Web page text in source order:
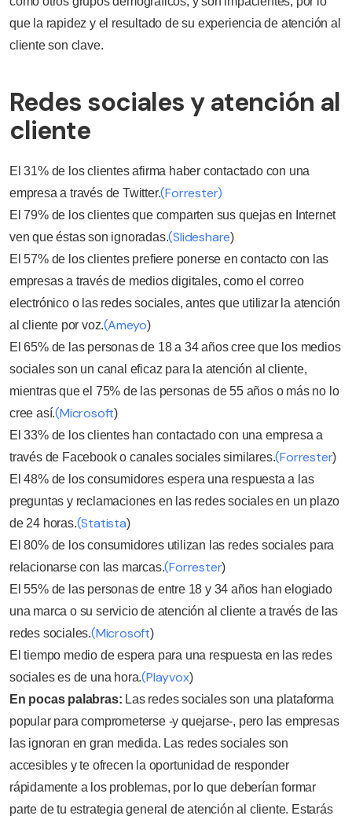
que la rapidez y el resultado de su experiencia de atención al
cliente son clave.
Redes sociales y atención al
cliente
El 31% de los clientes afirma haber contactado con una
empresa a través de Twitter.(Forrester)
El 79% de los clientes que comparten sus quejas en Internet
ven que éstas son ignoradas.(Slideshare)
El 57% de los clientes prefiere ponerse en contacto con las
empresas a través de medios digitales, como el correo
electrónico o las redes sociales, antes que utilizar la atención
al cliente por voz.(Ameyo)
El 65% de las personas de 18 a 34 años cree que los medios
sociales son un canal eficaz para la atención al cliente,
mientras que el 75% de las personas de 55 años o más no lo
cree así.(Microsoft)
El 33% de los clientes han contactado con una empresa a
través de Facebook o canales sociales similares.(Forrester)
El 48% de los consumidores espera una respuesta a las
preguntas y reclamaciones en las redes sociales en un plazo
de 24 horas.(Statista)
El 80% de los consumidores utilizan las redes sociales para
relacionarse con las marcas.(Forrester)
El 55% de las personas de entre 18 y 34 años han elogiado
una marca o su servicio de atención al cliente a través de las
redes sociales.(Microsoft)
El tiempo medio de espera para una respuesta en las redes
sociales es de una hora.(Playvox)
En pocas palabras: Las redes sociales son una plataforma
popular para comprometerse -y quejarse-, pero las empresas
las ignoran en gran medida. Las redes sociales son
accesibles y te ofrecen la oportunidad de responder
rápidamente a los problemas, por lo que deberían formar
parte de tu estrategia general de atención al cliente. Estarás